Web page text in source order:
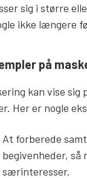
sig i større
ikke længere
på
kan vise sig
Her er nogle
At forberede
begivenheder, så
særinteresser.